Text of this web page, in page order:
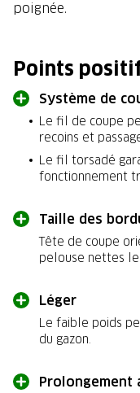
poignée.
Points
Système de
Le fil de coupe
recoins et
Le fil torsadé
fonctionnement
Taille des
Tête de coupe
pelouse nettes le
Léger
Le faible poids
du gazon.
Prolongement